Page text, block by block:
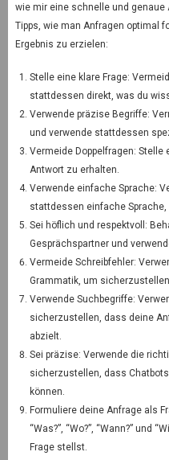
wie mir eine schnelle und
Tipps, wie man Anfragen optimal
Ergebnis zu erzielen:
Stelle eine klare Frage:
stattdessen direkt, was du
Verwende präzise Begriffe:
und verwende stattdessen
Vermeide Doppelfragen: Stelle
Antwort zu erhalten.
Verwende einfache Sprache:
stattdessen einfache Sprache,
Sei höflich und respektvoll:
Gesprächspartner und
Vermeide Schreibfehler:
Grammatik, um
Verwende Suchbegriffe:
sicherzustellen, dass deine
abzielt.
Sei präzise: Verwende die
sicherzustellen, dass
können.
Formuliere deine Anfrage als
“Was?”, “Wo?”, “Wann?” und
Frage stellst.